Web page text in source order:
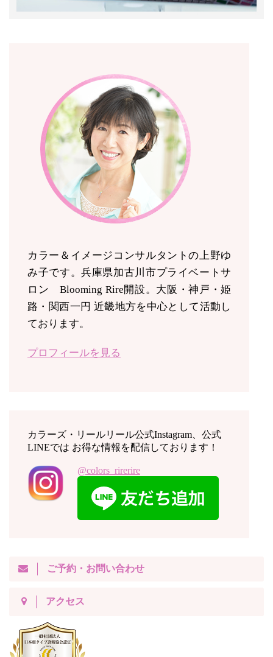
カラー＆イメージコンサルタントの上野ゆ
み子です。兵庫県加古川市プライベートサ
ロン Blooming Rire開設。 大阪・神戸・姫
路・関西一円 近畿地方を中心として活動し
ております。
プロフィールを見る
カラーズ・リールリール公式Instagram、公式
LINEでは お得な情報を配信しております！
@colors_rirerire
ご予約・お問い合わせ
アクセス